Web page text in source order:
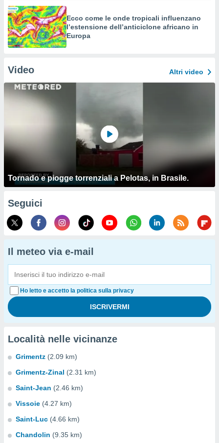
Ecco come le onde tropicali influenzano
l’estensione dell’anticiclone africano in
Europa
Video Altri video
Tornado e piogge torrenziali a Pelotas, in Brasile.
Seguici
Il meteo via e-mail
Ho letto e accetto la politica sulla privacy
Località nelle vicinanze
Grimentz (2.09 km)
Grimentz-Zinal (2.31 km)
Saint-Jean (2.46 km)
Vissoie (4.27 km)
Saint-Luc (4.66 km)
Chandolin (9.35 km)